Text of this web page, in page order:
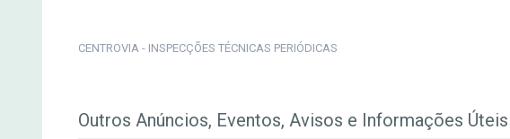
CENTROVIA - INSPECÇÕES TÉCNICAS PERIÓDICAS
Outros Anúncios, Eventos, Avisos e Informações Úteis